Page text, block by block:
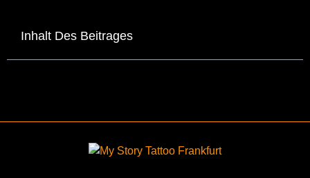
Inhalt Des Beitrages